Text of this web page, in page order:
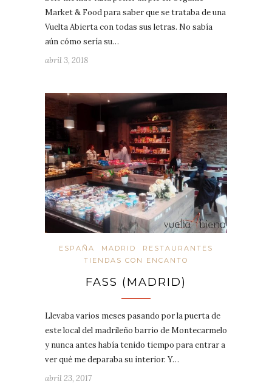
Market & Food para saber que se trataba de una
Vuelta Abierta con todas sus letras. No sabía
aún cómo sería su…
abril 3, 2018
ESPAÑA MADRID
RESTAURANTES
TIENDAS CON ENCANTO
FASS (MADRID)
Llevaba varios meses pasando por la puerta de
este local del madrileño barrio de Montecarmelo
y nunca antes había tenido tiempo para entrar a
ver qué me deparaba su interior. Y…
abril 23, 2017